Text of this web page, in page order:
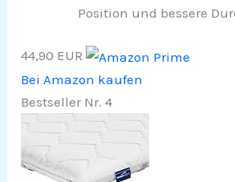
Position und bessere
44,90 EUR
Bei Amazon kaufen
Bestseller Nr. 4